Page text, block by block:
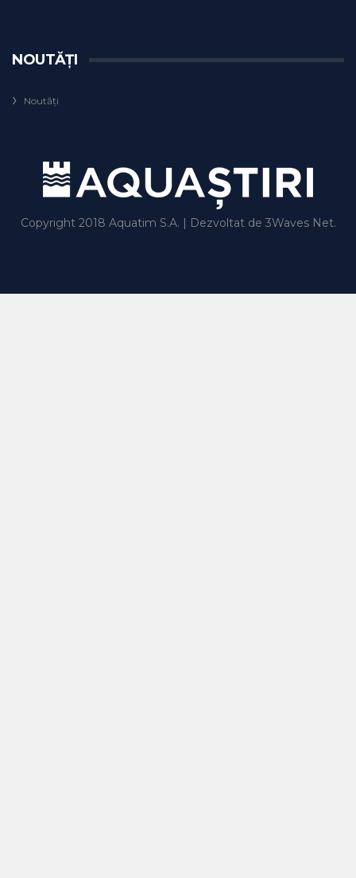
NOUTĂȚI
Noutăți
Copyright 2018 Aquatim S.A. | Dezvoltat de 3Waves Net.